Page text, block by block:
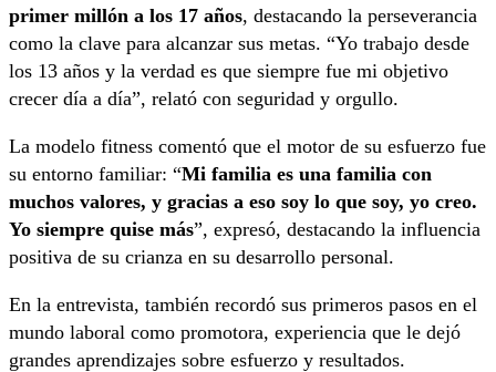
primer millón a los 17 años, destacando la perseverancia
como la clave para alcanzar sus metas. “Yo trabajo desde
los 13 años y la verdad es que siempre fue mi objetivo
crecer día a día”, relató con seguridad y orgullo.
La modelo fitness comentó que el motor de su esfuerzo fue
su entorno familiar: “Mi familia es una familia con
muchos valores, y gracias a eso soy lo que soy, yo creo.
Yo siempre quise más”, expresó, destacando la influencia
positiva de su crianza en su desarrollo personal.
En la entrevista, también recordó sus primeros pasos en el
mundo laboral como promotora, experiencia que le dejó
grandes aprendizajes sobre esfuerzo y resultados.